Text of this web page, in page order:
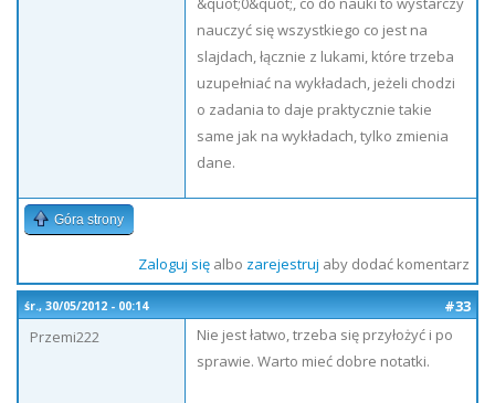
nauczyć się wszystkiego co jest na
slajdach, łącznie z lukami, które trzeba
uzupełniać na wykładach, jeżeli chodzi
o zadania to daje praktycznie takie
same jak na wykładach, tylko zmienia
dane.
Góra strony
Zaloguj sięalbo zarejestruj aby dodać komentarz
śr., 30/05/2012 - 00:14
#33
Przemi222
Nie jest łatwo, trzeba się przyłożyć i po
sprawie. Warto mieć dobre notatki.